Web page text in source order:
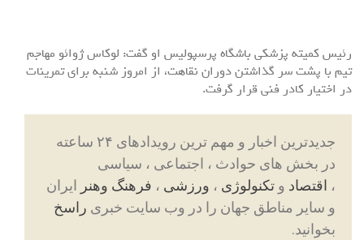
رئیس کمیته پزشکی باشگاه پرسپولیس او گفت: لوکاس ژوائو مهاجم
تیم با پشت سر گذاشتن دوران نقاهت، از امروز شنبه برای تمرینات
در اختیار کادر فنی قرار گرفت.
جدیدترین اخبار و مهم ترین رویدادهای ۲۴ ساعته
در بخش های حوادث ، اجتماعی ، سیاسی
، اقتصاد و تکنولوژی ، ورزشی ، فرهنگ وهنر ایران
و سایر مناطق جهان را در وب سایت خبری راسخ
بخوانید.